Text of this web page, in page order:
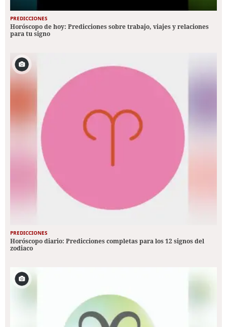
PREDICCIONES
Horóscopo de hoy: Predicciones sobre trabajo, viajes y relaciones
para tu signo
PREDICCIONES
Horóscopo diario: Predicciones completas para los 12 signos del
zodiaco